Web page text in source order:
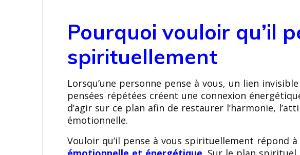
Pourquoi vouloir qu’il
spirituellement
Lorsqu’une personne pense à vous, un lien
pensées répétées créent une connexion
d’agir sur ce plan afin de restaurer l’harmonie,
émotionnelle.
Vouloir qu’il pense à vous spirituellement répond